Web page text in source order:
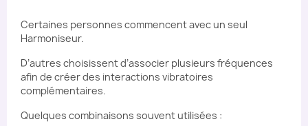
Certaines personnes commencent avec un seul
Harmoniseur.
D’autres choisissent d’associer plusieurs fréquences
afin de créer des interactions vibratoires
complémentaires.
Quelques combinaisons souvent utilisées :